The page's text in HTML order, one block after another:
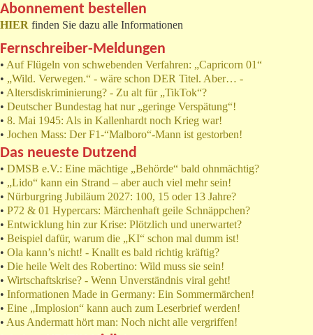
Abonnement bestellen
HIER finden Sie dazu alle Informationen
Fernschreiber-Meldungen
• Auf Flügeln von schwebenden Verfahren: „Capricorn 01“
• „Wild. Verwegen.“ - wäre schon DER Titel. Aber… -
• Altersdiskriminierung? - Zu alt für „TikTok“?
• Deutscher Bundestag hat nur „geringe Verspätung“!
• 8. Mai 1945: Als in Kallenhardt noch Krieg war!
• Jochen Mass: Der F1-“Malboro“-Mann ist gestorben!
Das neueste Dutzend
• DMSB e.V.: Eine mächtige „Behörde“ bald ohnmächtig?
• „Lido“ kann ein Strand – aber auch viel mehr sein!
• Nürburgring Jubiläum 2027: 100, 15 oder 13 Jahre?
• P72 & 01 Hypercars: Märchenhaft geile Schnäppchen?
• Entwicklung hin zur Krise: Plötzlich und unerwartet?
• Beispiel dafür, warum die „KI“ schon mal dumm ist!
• Ola kann’s nicht! - Knallt es bald richtig kräftig?
• Die heile Welt des Robertino: Wild muss sie sein!
• Wirtschaftskrise? - Wenn Unverständnis viral geht!
• Informationen Made in Germany: Ein Sommermärchen!
• Eine „Implosion“ kann auch zum Leserbrief werden!
• Aus Andermatt hört man: Noch nicht alle vergriffen!